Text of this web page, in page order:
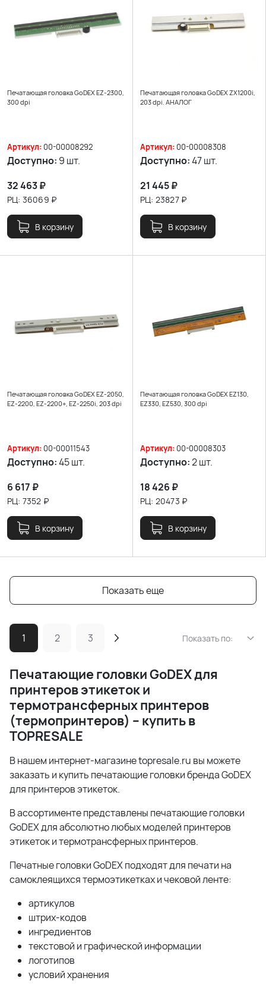
Печатающая головка GoDEX EZ-2300,
300 dpi
Артикул: 00-00008292
Доступно: 9 шт.
32 463₽
РЦ: 36069 ₽
В корзину
Печатающая головка GoDEX ZX1200i,
203 dpi. АНАЛОГ
Артикул: 00-00008308
Доступно:47 шт.
21 445₽
РЦ: 23827₽
В корзину
Печатающая головка GoDEX EZ-2050,
EZ-2200, EZ-2200+, EZ-2250i, 203 dpi
Артикул: 00-00011543
Доступно:45 шт.
6 617 ₽
РЦ: 7352 ₽
В корзину
Печатающая головка GoDEX EZ130,
EZ330, EZ530, 300 dpi
Артикул: 00-00008303
Доступно:2 шт.
18 426 ₽
РЦ: 20473 ₽
В корзину
Показать еще
1 2 3 Показать по:
Печатающие головкиGoDEX для
принтеров этикеток и
термотрансферных принтеров
(термопринтеров) – купить в
TOPRESALE
В нашем интернет-магазине topresale.ru вы можете
заказать и купить печатающие головки бренда GoDEX
для принтеров этикеток.
В ассортименте представлены печатающие головки
GoDEX для абсолютно любых моделей принтеров
этикеток и термотрансферных принтеров.
Печатные головки GoDEX подходят для печати на
самоклеящихся термоэтикетках и чековой ленте:
артикулов
штрих-кодов
ингредиентов
текстовой и графической информации
логотипов
условий хранения